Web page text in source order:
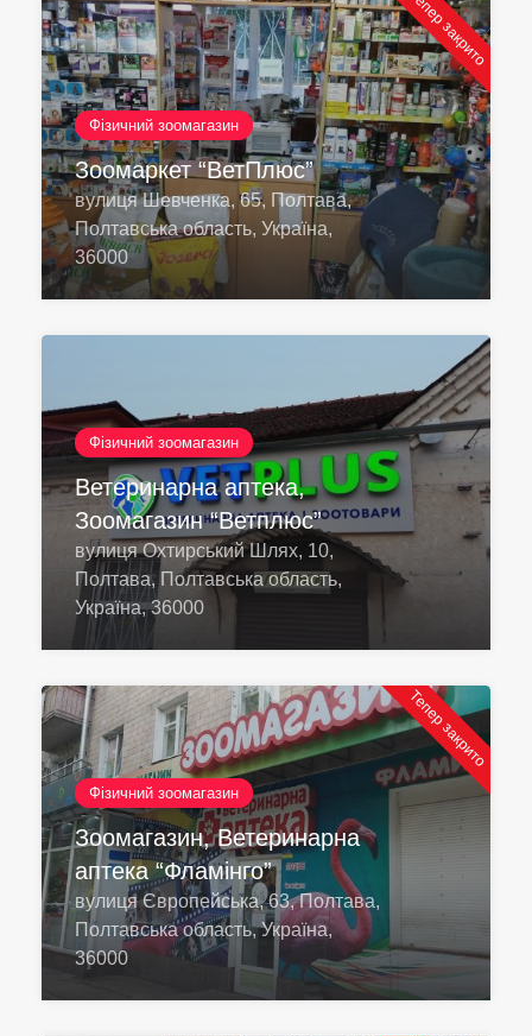
Тепер закрито
Фізичний зоомагазин
Зоомаркет “ВетПлюс”
вулиця Шевченка, 65, Полтава,
Полтавська область, Україна,
36000
Фізичний зоомагазин
Ветеринарна аптека,
Зоомагазин “Ветплюс”
вулиця Охтирський Шлях, 10,
Полтава, Полтавська область,
Україна, 36000
Тепер закрито
Фізичний зоомагазин
Зоомагазин, Ветеринарна
аптека “Фламінго”
вулиця Європейська, 63, Полтава,
Полтавська область, Україна,
36000